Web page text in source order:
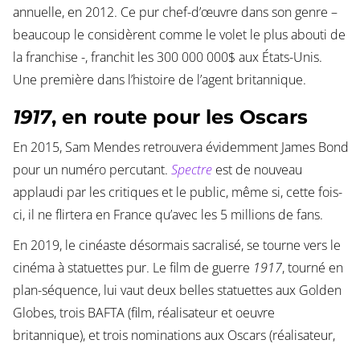
annuelle, en 2012. Ce pur chef-d’œuvre dans son genre –
beaucoup le considèrent comme le volet le plus abouti de
la franchise -, franchit les 300 000 000$ aux États-Unis.
Une première dans l’histoire de l’agent britannique.
1917, en route pour les Oscars
En 2015, Sam Mendes retrouvera évidemment James Bond
pour un numéro percutant. Spectre est de nouveau
applaudi par les critiques et le public, même si, cette fois-
ci, il ne flirtera en France qu’avec les 5 millions de fans.
En 2019, le cinéaste désormais sacralisé, se tourne vers le
cinéma à statuettes pur. Le film de guerre 1917, tourné en
plan-séquence, lui vaut deux belles statuettes aux Golden
Globes, trois BAFTA (film, réalisateur et oeuvre
britannique), et trois nominations aux Oscars (réalisateur,